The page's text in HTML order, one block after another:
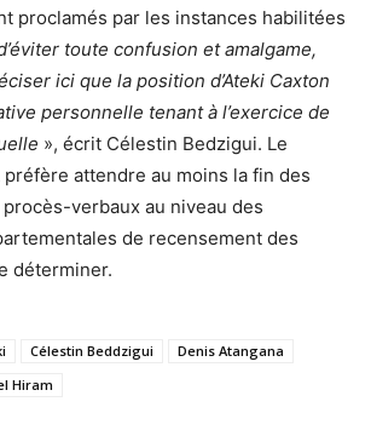
proclamés par les instances habilitées
toute confusion et amalgame,
ici que la position d’Ateki Caxton
personnelle tenant à l’exercice de
», écrit Célestin Bedzigui. Le
préfère attendre au moins la fin des
verbaux au niveau des
de recensement des
déterminer.
Célestin Beddzigui
Denis Atangana
Hiram